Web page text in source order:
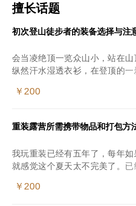
擅长话题
初次登山徒步者的装备选择与注
会当凌绝顶一览众山小，站在山
纵然汗水湿透衣衫，在登顶的
要保持一个健康的登山徒步状态
题。
我愿意与你分享的内容包括但不
初次登山徒步的注意事项。
PS.在选择与我见面前，请把你
竟一小时的谈话只能解决一个
￥200
重装露营所需携带物品和打包方
我玩重装已经有五年了，每年
就感觉这个夏天太不完美了。
在山上露营实在是人生的一种
￥200